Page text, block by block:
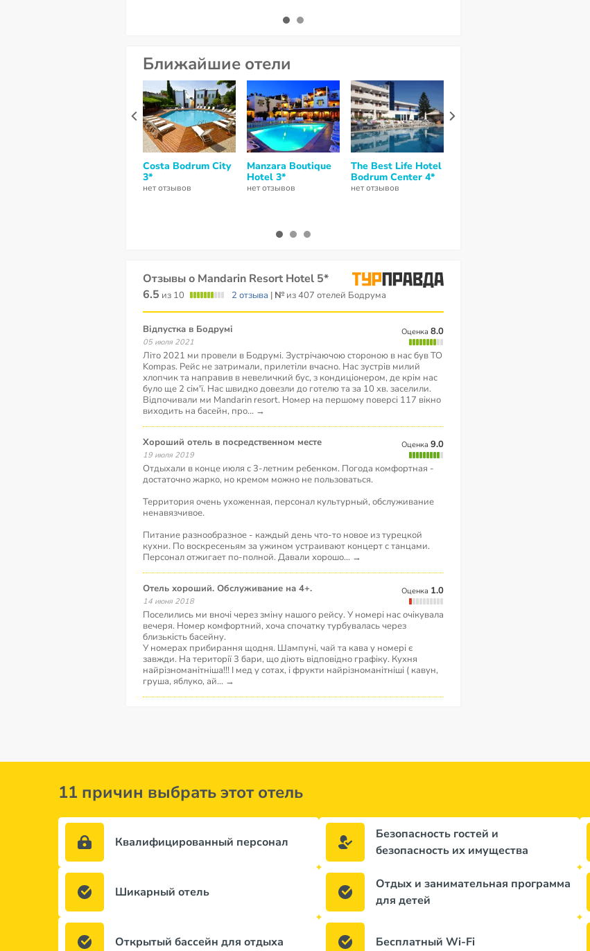
Ближайшие отели
Costa Bodrum City
3*
нет отзывов
Manzara Boutique
Hotel 3*
нет отзывов
The Best Life Hotel
Bodrum Center 4*
нет отзывов
Отзывы о Mandarin Resort Hotel 5*
6.5 из 10 2 отзыва | № из 407 отелей Бодрума
Відпустка в Бодрумі
05 июля 2021
Оценка
8.0
Літо 2021 ми провели в Бодрумі. Зустрічаючою стороною в нас був ТО
Kompas. Рейс не затримали, прилетіли вчасно. Нас зустрів милий
хлопчик та направив в невеличкий бус, з кондиціонером, де крім нас
було ще 2 сім'ї. Нас швидко довезли до готелю та за 10 хв. заселили.
Відпочивали ми Mandarin resort. Номер на першому поверсі 117 вікно
виходить на басейн, про... →
Хороший отель в посредственном месте
19 июля 2019
Оценка
9.0
Отдыхали в конце июля с 3-летним ребенком. Погода комфортная -
достаточно жарко, но кремом можно не пользоваться.
Территория очень ухоженная, персонал культурный, обслуживание
ненавязчивое.
Питание разнообразное - каждый день что-то новое из турецкой
кухни. По воскресеньям за ужином устраивают концерт с танцами.
Персонал отжигает по-полной. Давали хорошо... →
Отель хороший. Обслуживание на 4+.
14 июня 2018
Оценка
1.0
Поселились ми вночі через зміну нашого рейсу. У номері нас очікувала
вечеря. Номер комфортний, хоча спочатку турбувалась через
близькість басейну.
У номерах прибирання щодня. Шампуні, чай та кава у номері є
завжди. На території 3 бари, що діють відповідно графіку. Кухня
найрізноманітніша!!! І мед у сотах, і фрукти найрізноманітніші ( кавун,
груша, яблуко, ай... →
11 причин выбрать этот отель
Квалифицированный персонал
Безопасность гостей и
безопасность их имущества
Шикарный отель
Отдых и занимательная программа
для детей
Открытый бассейн для отдыха Бесплатный Wi-Fi